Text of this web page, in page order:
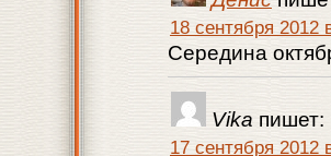
18 сентября 2012
Середина
Vika пишет:
17 сентября 2012